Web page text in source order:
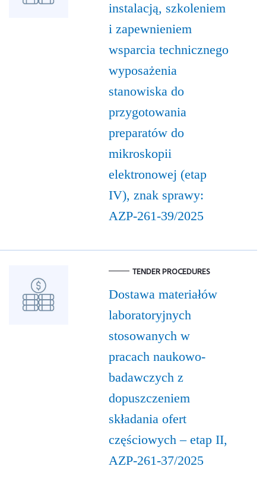
instalacją, szkoleniem
i zapewnieniem
wsparcia technicznego
wyposażenia
stanowiska do
przygotowania
preparatów do
mikroskopii
elektronowej (etap
IV), znak sprawy:
AZP-261-39/2025
TENDER PROCEDURES
Dostawa materiałów
laboratoryjnych
stosowanych w
pracach naukowo-
badawczych z
dopuszczeniem
składania ofert
częściowych – etap II,
AZP-261-37/2025